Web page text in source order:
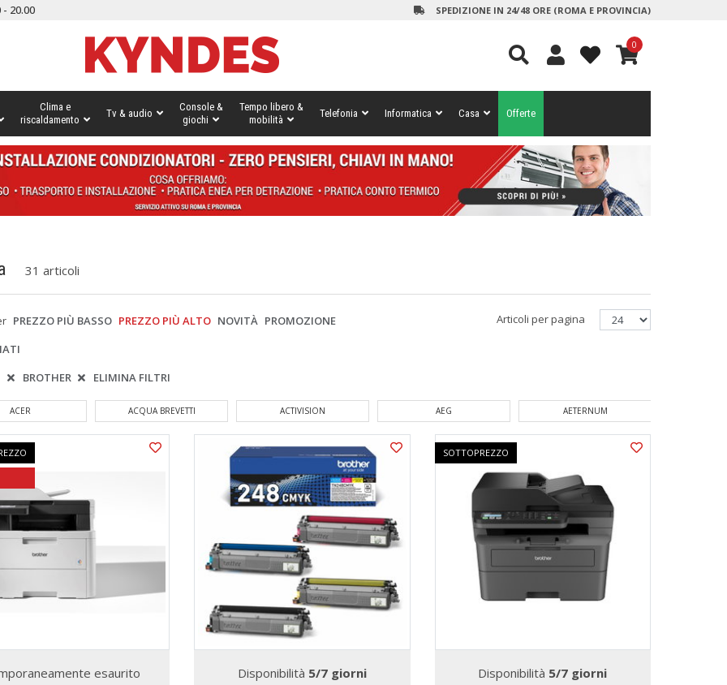
20.00 SPEDIZIONE IN 24/48 ORE (ROMA E PROVINCIA)
0
Clima e
riscaldamento
Tv & audio
Console &
giochi
Tempo libero &
mobilità
Telefonia Informatica Casa Offerte
31 articoli
PREZZO PIÙ BASSO PREZZO PIÙ ALTO NOVITÀ PROMOZIONE
Articoli per pagina
BROTHER ELIMINA FILTRI
ACER ACQUA BREVETTI ACTIVISION AEG AETERNUM
esaurito Disponibilità 5/7 giorni
SOTTOPREZZO
Disponibilità 5/7 giorni